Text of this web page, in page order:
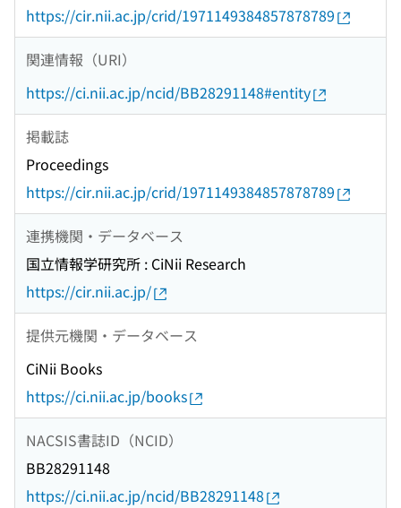
https://cir.nii.ac.jp/crid/1971149384857878789
関連情報（URI）
https://ci.nii.ac.jp/ncid/BB28291148#entity
掲載誌
Proceedings
https://cir.nii.ac.jp/crid/1971149384857878789
連携機関・データベース
国立情報学研究所 : CiNii Research
https://cir.nii.ac.jp/
提供元機関・データベース
CiNii Books
https://ci.nii.ac.jp/books
NACSIS書誌ID（NCID）
BB28291148
https://ci.nii.ac.jp/ncid/BB28291148